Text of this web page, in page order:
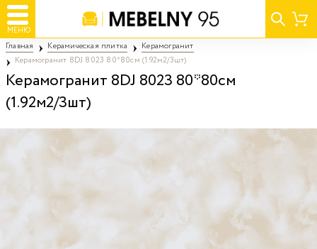
МЕНЮ
Главная Керамическая плитка
Керамогранит
Керамогранит 8DJ 8023 80*80см (1.92м2/3шт)
Керамогранит 8DJ 8023 80*80см
(1.92м2/3шт)